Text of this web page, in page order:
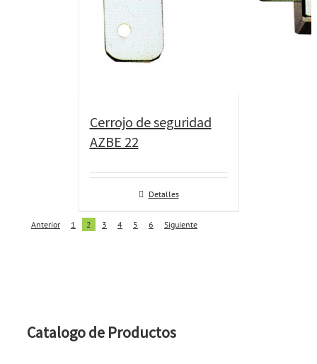
Cerrojo de seguridad
AZBE 22
Detalles
Anterior 1 2 3 4 5 6 Siguiente
Catalogo de Productos